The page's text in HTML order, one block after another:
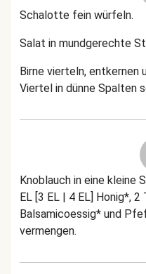
Schalotte fein würfeln.
Salat in mundgerechte
Birne vierteln, entkernen
Viertel in dünne Spalten
Knoblauch in eine kleine
EL [3 EL | 4 EL] Honig*,
Balsamicoessig* und
vermengen.